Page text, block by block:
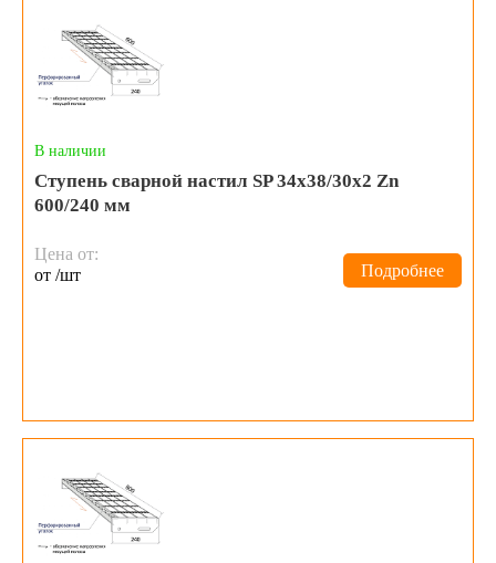
В наличии
Ступень сварной настил SP 34х38/30x2 Zn
600/240 мм
Цена от:
от /шт
Подробнее